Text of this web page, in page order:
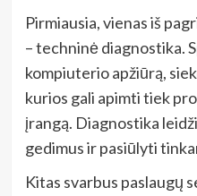
Pirmiausia, vienas iš
– techninė diagnostika.
kompiuterio apžiūrą,
kurios gali apimti tiek
įrangą. Diagnostika
gedimus ir pasiūlyti
Kitas svarbus paslaugų